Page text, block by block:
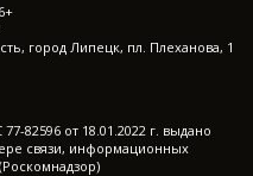
город Липецк, пл. Плеханова, 1
82596 от 18.01.2022 г. выдано
связи, информационных